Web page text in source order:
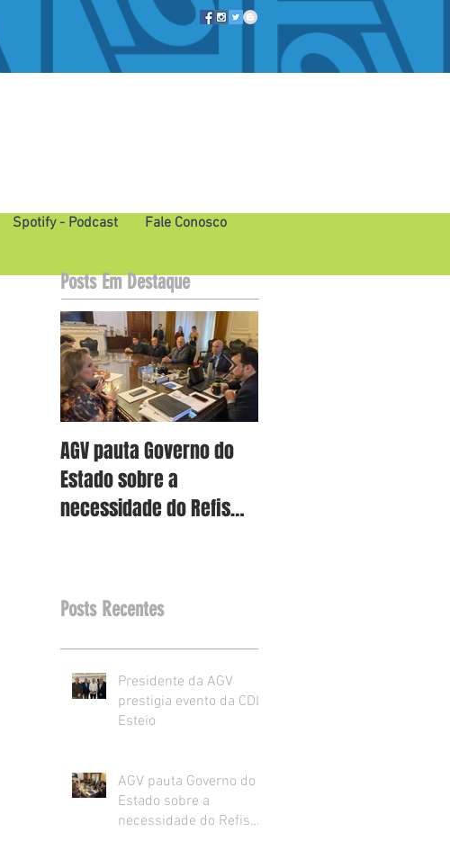
Spotify - Podcast Fale Conosco
Posts Em Destaque
AGV pauta Governo do
Estado sobre a
necessidade do Refis
Posts Recentes
Presidente da AGV
prestigia evento da CDL
Esteio
AGV pauta Governo do
Estado sobre a
necessidade do Refis